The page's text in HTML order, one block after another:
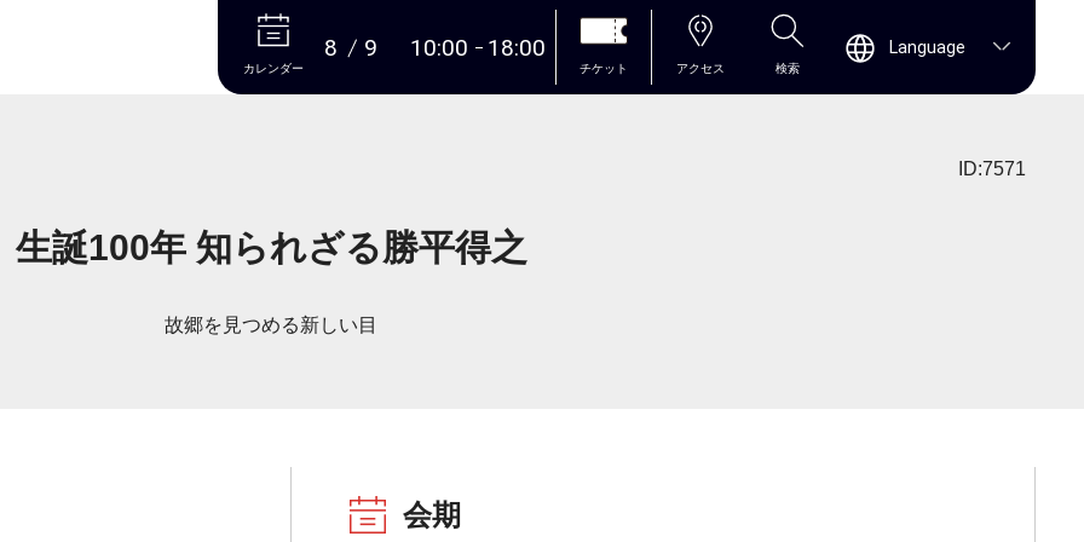
本文へ
カレンダー
8 9 10:00 18:00
チケット アクセス 検索
Language
ID:7571
生誕100年 知られざる勝平得之
故郷を見つめる新しい目
会期